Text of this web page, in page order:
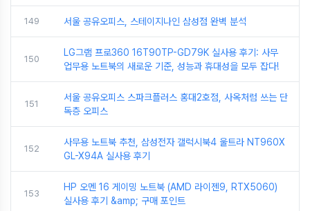
149 서울 공유오피스, 스테이지나인 삼성점 완벽 분석
150
LG그램 프로360 16T90TP-GD79K 실사용 후기: 사무
업무용 노트북의 새로운 기준, 성능과 휴대성을 모두 잡다!
151
서울 공유오피스 스파크플러스 홍대2호점, 사옥처럼 쓰는 단
독층 오피스
152
사무용 노트북 추천, 삼성전자 갤럭시북4 울트라 NT960X
GL-X94A 실사용 후기
153
HP 오멘 16 게이밍 노트북 (AMD 라이젠9, RTX5060)
실사용 후기 &amp; 구매 포인트